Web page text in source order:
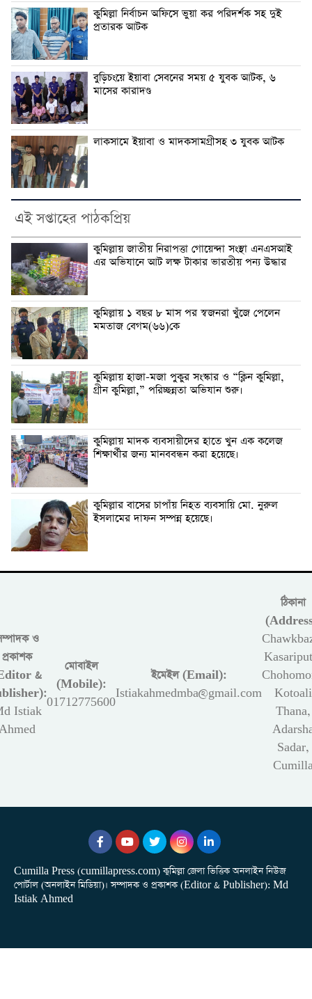
কুমিল্লা নির্বাচন অফিসে ভুয়া কর পরিদর্শক সহ দুই
প্রতারক আটক
বুড়িচংয়ে ইয়াবা সেবনের সময় ৫ যুবক আটক, ৬
মাসের কারাদণ্ড
লাকসামে ইয়াবা ও মাদকসামগ্রীসহ ৩ যুবক আটক
এই সপ্তাহের পাঠকপ্রিয়
কুমিল্লায় জাতীয় নিরাপত্তা গোয়েন্দা সংস্থা এনএসআই
এর অভিযানে আট লক্ষ টাকার ভারতীয় পন্য উদ্ধার
কুমিল্লায় ১ বছর ৮ মাস পর স্বজনরা খুঁজে পেলেন
মমতাজ বেগম(৬৬)কে
কুমিল্লায় হাজা-মজা পুকুর সংস্কার ও “ক্লিন কুমিল্লা,
গ্রীন কুমিল্লা,” পরিচ্ছন্নতা অভিযান শুরু।
কুমিল্লায় মাদক ব্যবসায়ীদের হাতে খুন এক কলেজ
শিক্ষার্থীর জন্য মানববন্ধন করা হয়েছে।
কুমিল্লার বাসের চাপাঁয় নিহত ব্যবসায়ি মো. নুরুল
ইসলামের দাফন সম্পন্ন হয়েছে।
ও
প্রকাশক
&
Istiak
মোবাইল
(Mobile):
01712775600
ইমেইল (Email):
Istiakahmedmba@gmail.com
ঠিকানা
Kotoali
Thana,
Sadar,
Cumilla Press (cumillapress.com) কুমিল্লা জেলা ভিত্তিক অনলাইন নিউজ
পোর্টাল (অনলাইন মিডিয়া)। সম্পাদক ও প্রকাশক (Editor & Publisher): Md
Istiak Ahmed